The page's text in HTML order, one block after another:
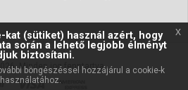
Minden jog fenntartva.
kat (sütiket) használ azért, hogy
során a lehető legjobb élményt
biztosítani.
böngészéssel hozzájárul a cookie-k
használatához.
x